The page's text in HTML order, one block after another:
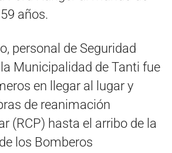
años.
personal de Seguridad
Municipalidad de Tanti fue
en llegar al lugar y
de reanimación
(RCP) hasta el arribo de la
los Bomberos